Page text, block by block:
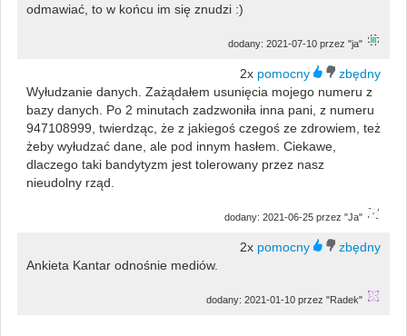
odmawiać, to w końcu im się znudzi :)
dodany: 2021-07-10 przez "ja"
2x
Wyłudzanie danych. Zażądałem usunięcia mojego numeru z
bazy danych. Po 2 minutach zadzwoniła inna pani, z numeru
947108999, twierdząc, że z jakiegoś czegoś ze zdrowiem, też
żeby wyłudzać dane, ale pod innym hasłem. Ciekawe,
dlaczego taki bandytyzm jest tolerowany przez nasz
nieudolny rząd.
dodany: 2021-06-25 przez "Ja"
2x
Ankieta Kantar odnośnie mediów.
dodany: 2021-01-10 przez "Radek"